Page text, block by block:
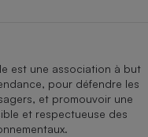
est une association à but
pour défendre les
et promouvoir une
et respectueuse des